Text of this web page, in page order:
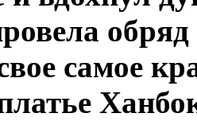
самое